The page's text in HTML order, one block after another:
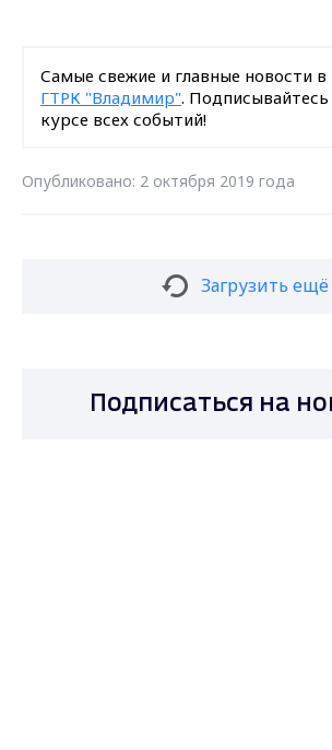
Самые свежие и главные новости в
ГТРК "Владимир". Подписывайтесь
курсе всех событий!
Опубликовано: 2 октября 2019 года
Загрузить ещё
Подписаться на